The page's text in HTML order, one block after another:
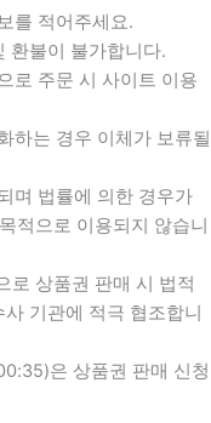
를 적어주세요.
환불이 불가합니다.
로 주문 시 사이트 이용
하는 경우 이체가 보류될
며 법률에 의한 경우가
적으로 이용되지 않습니
로 상품권 판매 시 법적
기관에 적극 협조합니
은 상품권 판매 신청